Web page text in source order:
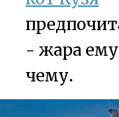
- жара
чему.